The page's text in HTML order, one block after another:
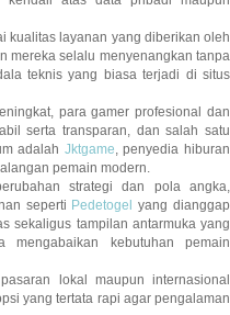
kualitas layanan yang diberikan oleh
mereka selalu menyenangkan tanpa
teknis yang biasa terjadi di situs
para gamer profesional dan
serta transparan, dan salah satu
adalah Jktgame, penyedia hiburan
pemain modern.
strategi dan pola angka,
seperti Pedetogel
yang dianggap
sekaligus tampilan antarmuka yang
kebutuhan pemain
lokal maupun internasional
yang tertata rapi agar pengalaman